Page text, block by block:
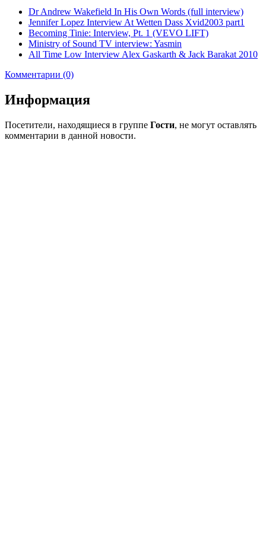
Dr Andrew Wakefield In His Own Words (full interview)
Jennifer Lopez Interview At Wetten Dass Xvid2003 part1
Becoming Tinie: Interview, Pt. 1 (VEVO LIFT)
Ministry of Sound TV interview: Yasmin
All Time Low Interview Alex Gaskarth & Jack Barakat 2010
Комментарии (0)
Информация
Посетители, находящиеся в группе Гости, не могут оставлять
комментарии в данной новости.